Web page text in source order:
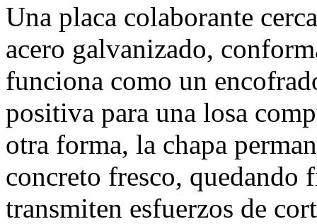
Una placa colaborante
acero galvanizado,
funciona como un
positiva para una losa
otra forma, la chapa
concreto fresco, quedando
transmiten esfuerzos de